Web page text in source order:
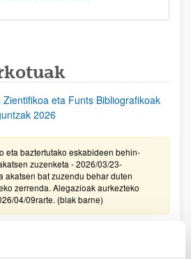
Zientifikoa eta Funts Bibliografikoak
2026
eta baztertutako eskabideen behin-
zuzenketa - 2026/03/23-
akatsen bat zuzendu behar duten
zerrenda. Alegazioak aurkezteko
04/09rarte. (biak barne)
Berrikuntza arloetako kultura
(FECYT) 2026